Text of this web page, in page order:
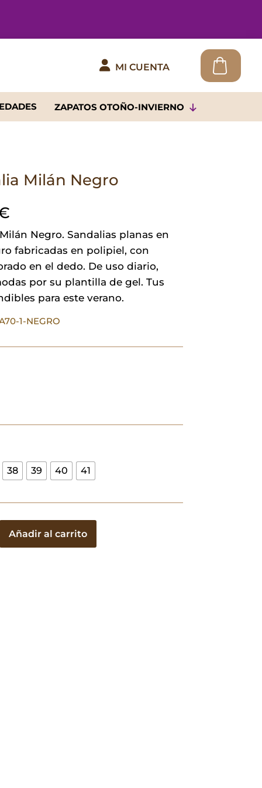
 MI CUENTA
ZAPATOS OTOÑO-INVIERNO
Milán Negro
Negro. Sandalias planas en
fabricadas en polipiel, con
en el dedo. De uso diario,
por su plantilla de gel. Tus
para este verano.
1-NEGRO
38 39 40 41
Añadir al carrito